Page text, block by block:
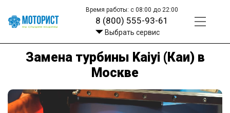
Время работы: с 08:00 до 22:00
8 (800) 555-93-61
Выбрать сервис
Замена турбины Kaiyi (Каи) в
Москве